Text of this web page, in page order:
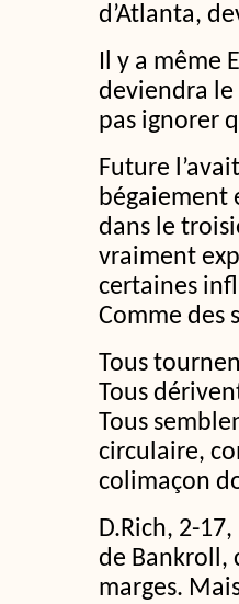
d’Atlanta,
Il y a même
deviendra
pas ignorer
Future
bégaiement
dans le
vraiment
certaines
Comme des
Tous
Tous
Tous
circulaire,
colimaçon
D.Rich, 2-
de Bankroll,
marges.